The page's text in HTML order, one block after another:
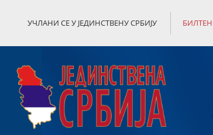
УЧЛАНИ СЕ У ЈЕДИНСТВЕНУ СРБИЈУ БИЛТЕН